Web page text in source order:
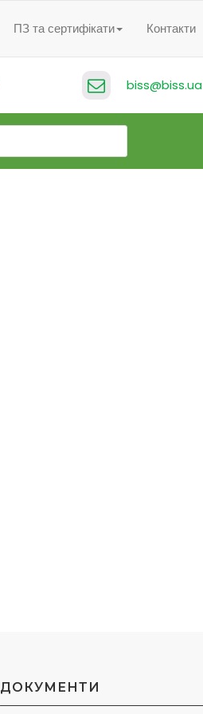
ПЗ та сертифікати Контакти
biss@biss.ua
ДОКУМЕНТИ